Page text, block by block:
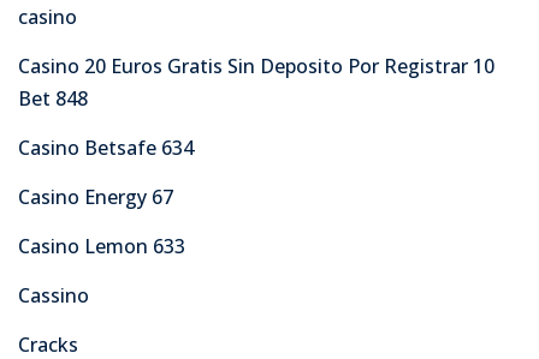
casino
Casino 20 Euros Gratis Sin Deposito Por Registrar 10
Bet 848
Casino Betsafe 634
Casino Energy 67
Casino Lemon 633
Cassino
Cracks